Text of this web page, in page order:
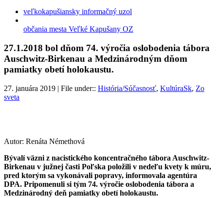
veľkokapušiansky informačný uzol
občania mesta Veľké Kapušany OZ
27.1.2018 bol dňom 74. výročia oslobodenia tábora
Auschwitz-Birkenau a Medzinárodným dňom
pamiatky obetí holokaustu.
27. januára 2019 | File under:: História/Súčasnosť, KultúraSk, Zo
sveta
Autor: Renáta Némethová
Bývalí väzni z nacistického koncentračného tábora Auschwitz-
Birkenau v južnej časti Poľska položili v nedeľu kvety k múru,
pred ktorým sa vykonávali popravy, informovala agentúra
DPA. Pripomenuli si tým 74. výročie oslobodenia tábora a
Medzinárodný deň pamiatky obetí holokaustu.